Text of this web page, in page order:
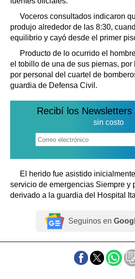
Loterías
Datos
Fúnebres
Edictos
Voceros consultados indicaron
produjo alrededor de las 8:30,
equilibrio y cayó desde el primer
Producto de lo ocurrido el
el tobillo de una de sus piernas, por
por personal del cuartel de
guardia de Defensa Civil.
Recibí los
sin costo
El herido fue asistido
servicio de emergencias Siempre y
derivado a la guardia del Hospital
Seguinos en